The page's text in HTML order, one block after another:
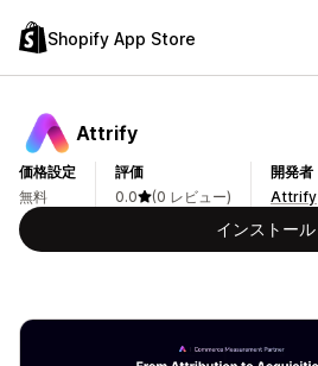
Shopify App Store
Attrify
価格設定
無料
評価
0.0
(0 レビュー)
開発者
Attrify
インストール